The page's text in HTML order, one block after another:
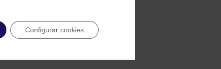
Configurar cookies